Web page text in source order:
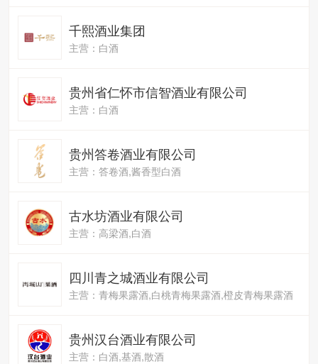
千熙酒业集团
主营：白酒
贵州省仁怀市信智酒业有限公司
主营：白酒
贵州答卷酒业有限公司
主营：答卷酒,酱香型白酒
古水坊酒业有限公司
主营：高梁酒,白酒
四川青之城酒业有限公司
主营：青梅果露酒,白桃青梅果露酒,橙皮青梅果露酒
贵州汉台酒业有限公司
主营：白酒,基酒,散酒